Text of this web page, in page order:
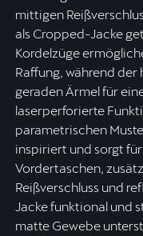
mittigen
als Cropped-Jacke
Kordelzüge
Raffung, während der
geraden Ärmel für
laserperforierte
parametrischen
inspiriert und sorgt
Vordertaschen,
Reißverschluss und
Jacke funktional und
matte Gewebe